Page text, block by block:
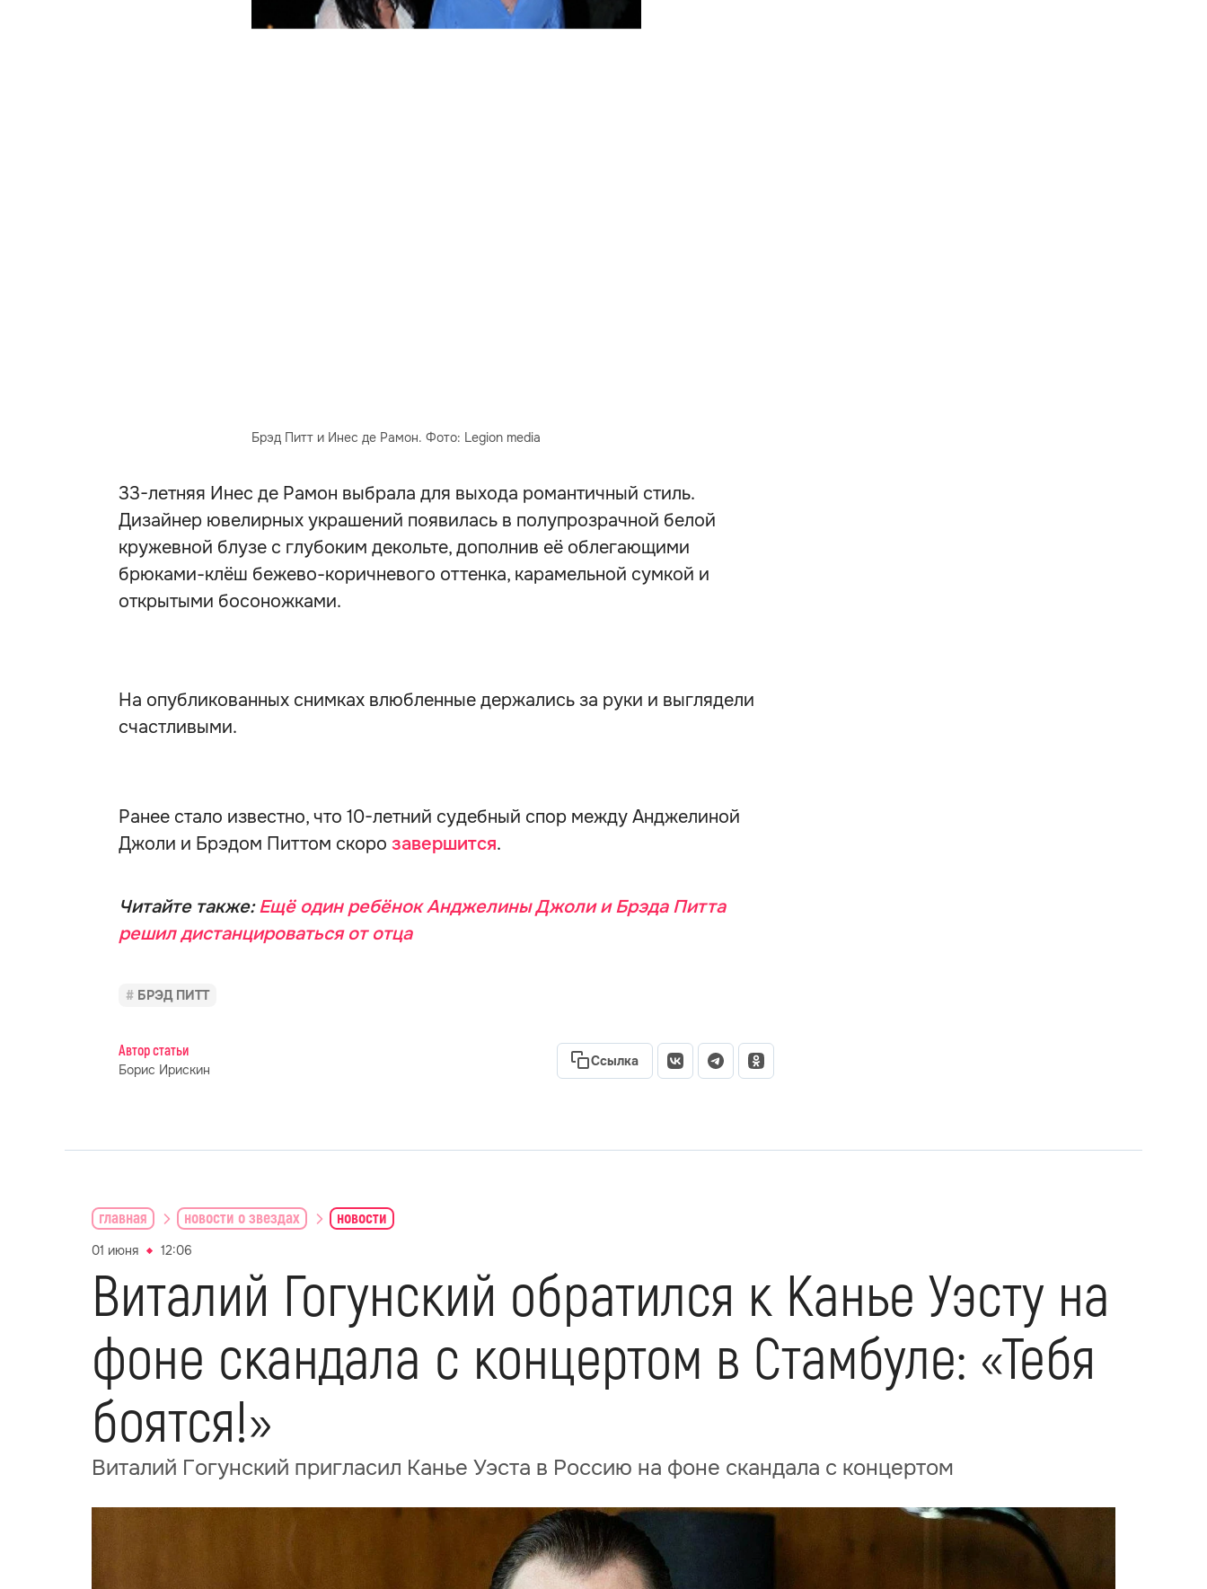
Брэд Питт и Инес де Рамон. Фото: Legion media
33-летняя Инес де Рамон выбрала для выхода романтичный стиль.
Дизайнер ювелирных украшений появилась в полупрозрачной белой
кружевной блузе с глубоким декольте, дополнив её облегающими
брюками-клёш бежево-коричневого оттенка, карамельной сумкой и
открытыми босоножками.
На опубликованных снимках влюбленные держались за руки и выглядели
счастливыми.
Ранее стало известно, что 10-летний судебный спор между Анджелиной
Джоли и Брэдом Питтом скоро завершится.
Читайте также:Ещё один ребёнок Анджелины Джоли и Брэда Питта
решил дистанцироваться от отца
БРЭД ПИТТ
Автор статьи
Борис Ирискин
Ссылка
главная новости о звездах новости
01 июня 12:06
Виталий Гогунский обратился к Канье Уэсту на
фоне скандала с концертом в Стамбуле: «Тебя
боятся!»
Виталий Гогунский пригласил Канье Уэста в Россию на фоне скандала с концертом